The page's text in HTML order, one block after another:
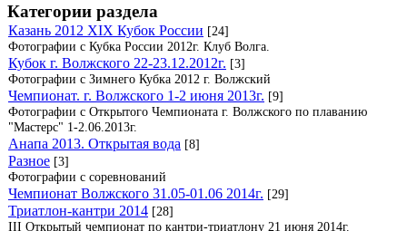
Категории раздела
Казань 2012 XIX Кубок России [24]
Фотографии с Кубка России 2012г. Клуб Волга.
Кубок г. Волжского 22-23.12.2012г. [3]
Фотографии с Зимнего Кубка 2012 г. Волжский
Чемпионат. г. Волжского 1-2 июня 2013г. [9]
Фотографии с Открытого Чемпионата г. Волжского по плаванию
"Мастерс" 1-2.06.2013г.
Анапа 2013. Открытая вода [8]
Разное [3]
Фотографии с соревнований
Чемпионат Волжского 31.05-01.06 2014г. [29]
Триатлон-кантри 2014 [28]
III Открытый чемпионат по кантри-триатлону 21 июня 2014г.